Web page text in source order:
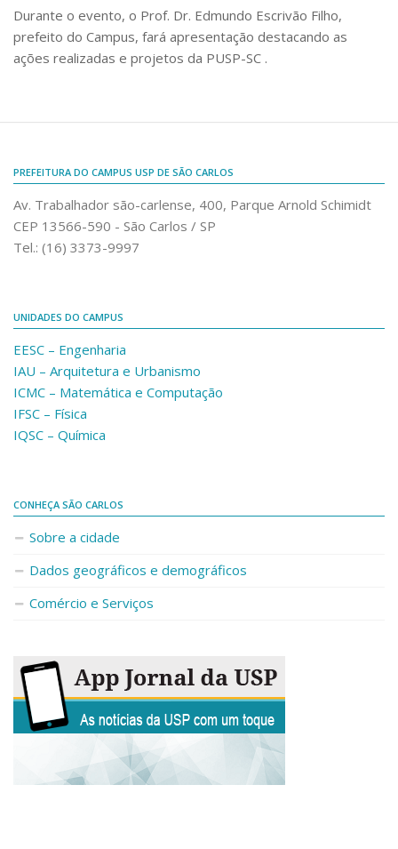
Informações para ingressantes
Fale Conosco
Enviar Mensagem
Urgências
Durante o evento, o Prof. Dr. Edmundo Escrivão Filho,
prefeito do Campus, fará apresentação destacando as
ações realizadas e projetos da PUSP-SC .
PREFEITURA DO CAMPUS USP DE SÃO CARLOS
Av. Trabalhador são-carlense, 400, Parque Arnold Schimidt
CEP 13566-590 - São Carlos / SP
Tel.: (16) 3373-9997
UNIDADES DO CAMPUS
EESC – Engenharia
IAU – Arquitetura e Urbanismo
ICMC – Matemática e Computação
IFSC – Física
IQSC – Química
CONHEÇA SÃO CARLOS
Sobre a cidade
Dados geográficos e demográficos
Comércio e Serviços